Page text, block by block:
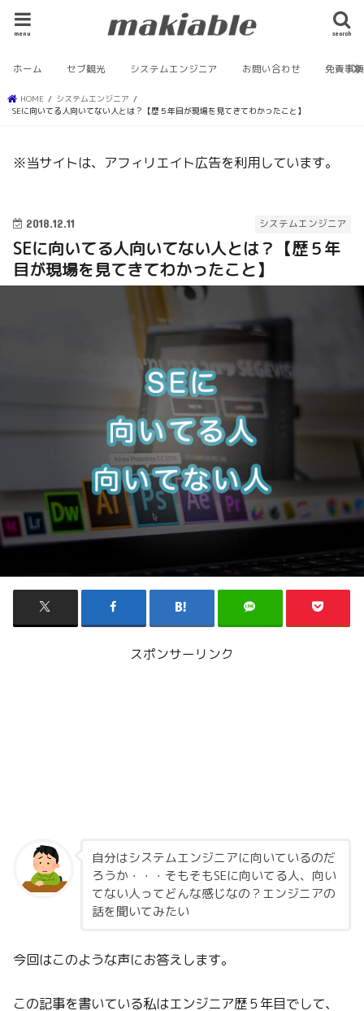
search
menu
ホーム セブ観光 システムエンジニア お問い合わせ 免責事項
HOME
システムエンジニア
SEに向いてる人向いてない人とは？【歴５年目が現場を見てきてわかったこと】
※当サイトは、アフィリエイト広告を利用しています。
システムエンジニア
2018.12.11
SEに向いてる人向いてない人とは？【歴５年
目が現場を見てきてわかったこと】
スポンサーリンク
自分はシステムエンジニアに向いているのだ
ろうか・・・そもそもSEに向いてる人、向い
てない人ってどんな感じなの？エンジニアの
話を聞いてみたい
今回はこのような声にお答えします。
この記事を書いている私はエンジニア歴５年目でして、